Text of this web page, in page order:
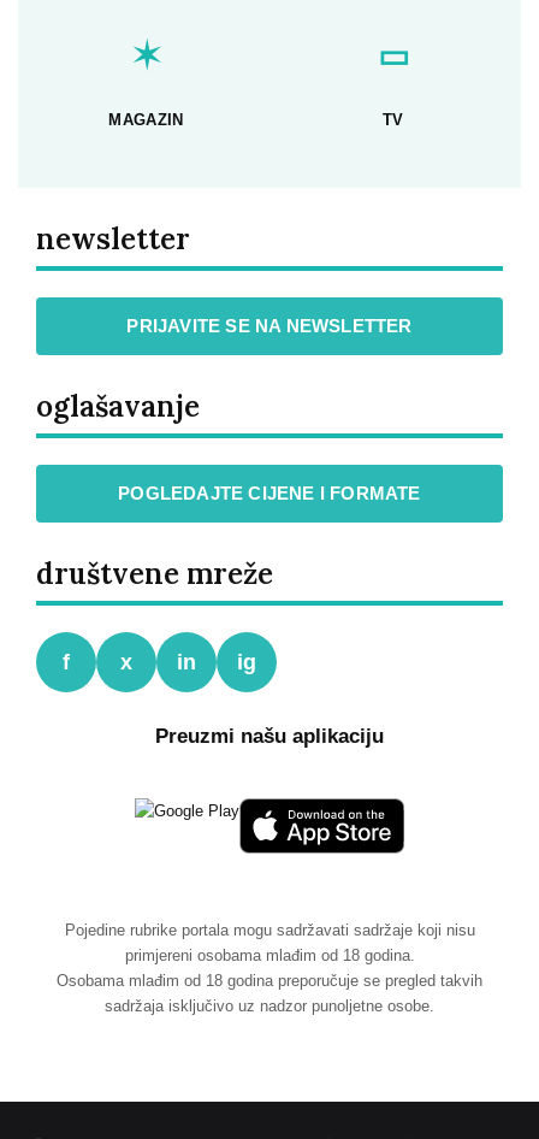
✶
MAGAZIN
▭
TV
newsletter
PRIJAVITE SE NA NEWSLETTER
oglašavanje
POGLEDAJTE CIJENE I FORMATE
društvene mreže
f x in ig
Preuzmi našu aplikaciju
Pojedine rubrike portala mogu sadržavati sadržaje koji nisu
primjereni osobama mlađim od 18 godina.
Osobama mlađim od 18 godina preporučuje se pregled takvih
sadržaja isključivo uz nadzor punoljetne osobe.